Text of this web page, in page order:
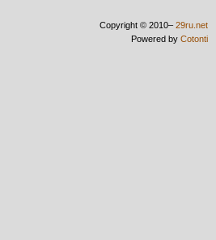
Copyright © 2010– 29ru.net
Powered by Cotonti